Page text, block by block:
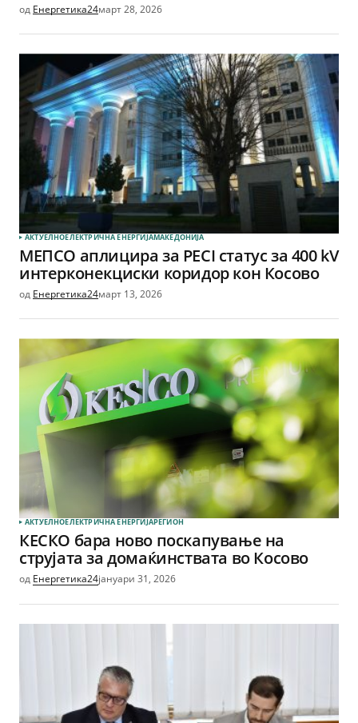
од Енергетика24март 28, 2026
АКТУЕЛНОЕЛЕКТРИЧНА ЕНЕРГИЈАМАКЕДОНИЈА
МЕПСО аплицира за PECI статус за 400 kV
интерконекциски коридор кон Косово
од Енергетика24март 13, 2026
АКТУЕЛНОЕЛЕКТРИЧНА ЕНЕРГИЈАРЕГИОН
КЕСКО бара ново поскапување на
струјата за домаќинствата во Косово
од Енергетика24јануари 31, 2026